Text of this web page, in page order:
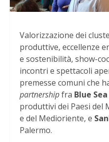
Valorizzazione dei
produttive, eccellenze
e sostenibilità, show-
incontri e spettacoli
premesse comuni che
partnershipfra Blue
produttivi dei Paesi del
e del Medioriente, e
Palermo.